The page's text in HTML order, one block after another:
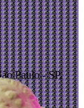
Paulo - SP,